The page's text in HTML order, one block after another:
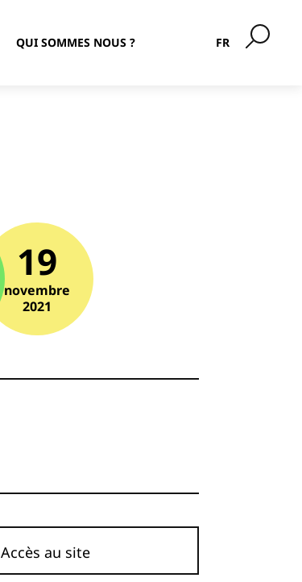
QUI SOMMES NOUS ? FR
19
novembre
2021
Accès au site